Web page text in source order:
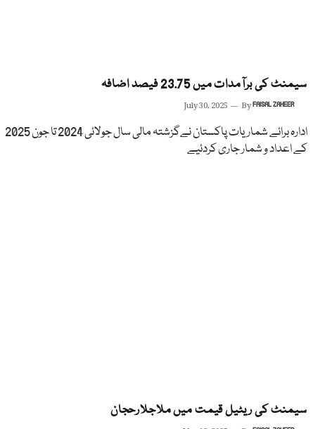
سیمنٹ کی برآمدات میں 23.75 فیصد اضافہ
July 30, 2025 ByFAISAL ZAHEER
ادارہ برائے شماریات پاکستان نےگزشتہ مالی سال جولائی 2024 تا جون 2025
کے اعداد و شمار جاری کردئیے
سیمنٹ کی ریٹیل قیمت میں ملاجلارحجان